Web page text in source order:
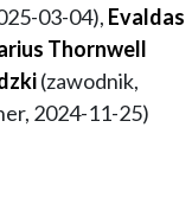
03-04), Evaldas
Thornwell
(zawodnik,
2024-11-25)